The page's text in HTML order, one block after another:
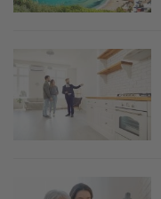
Image
Image